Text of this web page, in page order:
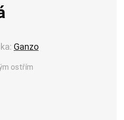
Ganzo
ostřím